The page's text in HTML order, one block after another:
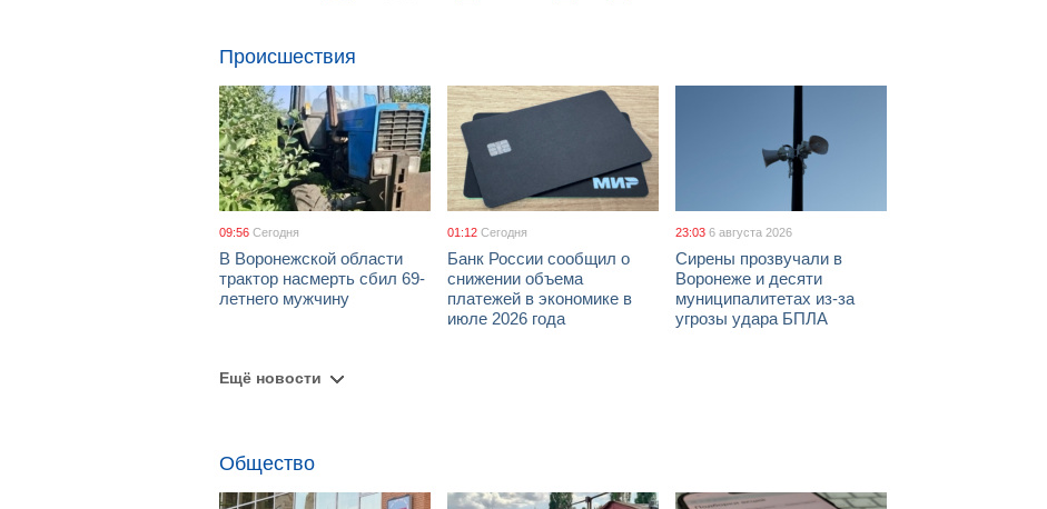
Происшествия
09:56 Сегодня
В Воронежской области
трактор насмерть сбил 69-
летнего мужчину
01:12 Сегодня
Банк России сообщил о
снижении объема
платежей в экономике в
июле 2026 года
23:03 6 августа 2026
Сирены прозвучали в
Воронеже и десяти
муниципалитетах из-за
угрозы удара БПЛА
Ещё новости
Общество